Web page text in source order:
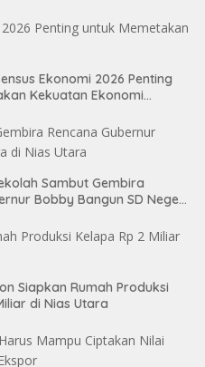
Ekonomi 2026 Penting
Kekuatan Ekonomi
Sambut Gembira
Bobby Bangun SD Negeri
Siapkan Rumah Produksi
di Nias Utara